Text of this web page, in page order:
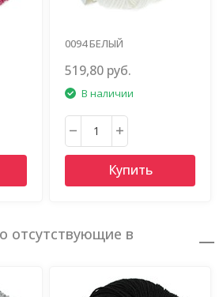
0094 БЕЛЫЙ
519,80 руб.
В наличии
Купить
отсутствующие в